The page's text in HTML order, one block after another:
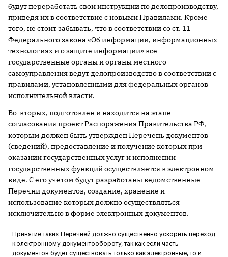
будут переработать свои инструкции по делопроизводству,
приведя их в соответствие с новыми Правилами. Кроме
того, не стоит забывать, что в соответствии со ст. 11
Федерального закона «Об информации, информационных
технологиях и о защите информации» все
государственные органы и органы местного
самоуправления ведут делопроизводство в соответствии с
правилами, установленными для федеральных органов
исполнительной власти.
Во-вторых, подготовлен и находится на этапе
согласования проект Распоряжения Правительства РФ,
которым должен быть утвержден Перечень документов
(сведений), предоставление и получение которых при
оказании государственных услуг и исполнении
государственных функций осуществляется в электронном
виде. С его учетом будут разработаны ведомственные
Перечни документов, создание, хранение и
использование которых должно осуществляться
исключительно в форме электронных документов.
Принятие таких Перечней должно существенно ускорить переход
к электронному документообороту, так как если часть
документов будет существовать только как электронные, то и